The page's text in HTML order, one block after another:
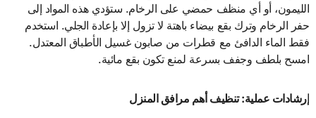
الليمون، أو أي منظف حمضي على الرخام. ستؤدي هذه المواد إلى
حفر الرخام وترك بقع بيضاء باهتة لا تزول إلا بإعادة الجلي. استخدم
فقط الماء الدافئ مع قطرات من صابون غسيل الأطباق المعتدل.
امسح بلطف وجفف بسرعة لمنع تكون بقع مائية.
إرشادات عملية: تنظيف أهم مرافق المنزل